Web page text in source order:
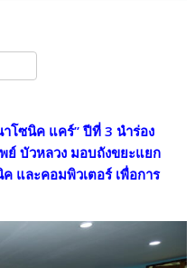
โซนิค แคร์” ปีที่ 3 นำร่อง
ย์ บัวหลวง มอบถังขยะแยก
และคอมพิวเตอร์ เพื่อการ